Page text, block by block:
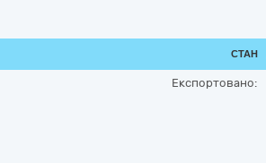
СТАН
Експортовано: